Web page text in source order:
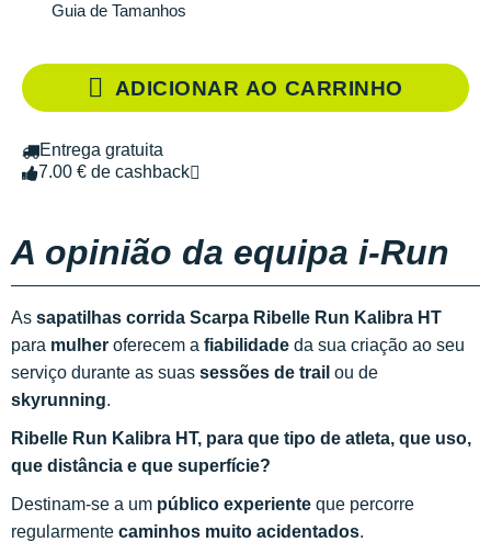
Guia de Tamanhos
ADICIONAR AO CARRINHO
Entrega gratuita
7.00 € de cashback
A opinião da equipa i-Run
As sapatilhas corrida Scarpa Ribelle Run Kalibra HT
para mulher oferecem a fiabilidade da sua criação ao seu
serviço durante as suas sessões de trail ou de
skyrunning.
Ribelle Run Kalibra HT, para que tipo de atleta, que uso,
que distância e que superfície?
Destinam-se a um público experiente que percorre
regularmente caminhos muito acidentados.